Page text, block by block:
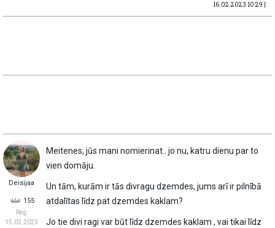
16.02.2023 10:29 |
Deisijaa
155
Reģ:
15.02.2023
Meitenes, jūs mani nomierinat.. jo nu, katru dienu par to
vien domāju.
Un tām, kurām ir tās divragu dzemdes, jums arī ir pilnībā
atdalītas līdz pat dzemdes kaklam?
Jo tie divi ragi var būt līdz dzemdes kaklam , vai tikai līdz